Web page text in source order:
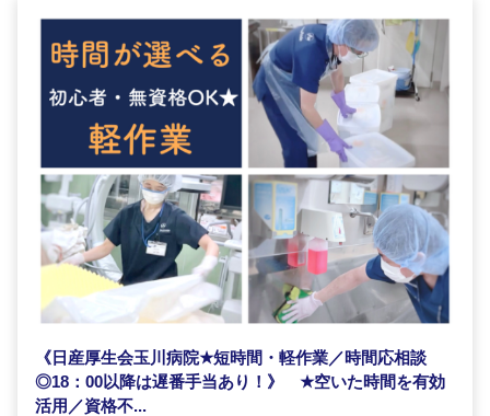
《日産厚生会玉川病院★短時間・軽作業／時間応相談
◎18：00以降は遅番手当あり！》 ★空いた時間を有効
活用／資格不...